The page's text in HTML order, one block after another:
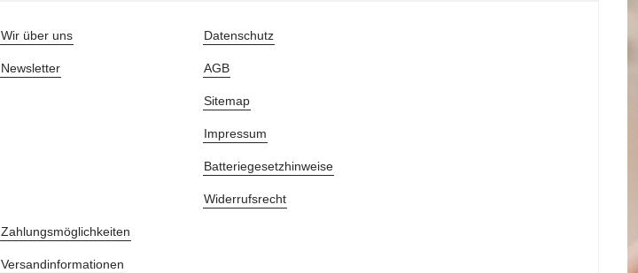
Wir über uns
Newsletter
Datenschutz
AGB
Sitemap
Impressum
Batteriegesetzhinweise
Widerrufsrecht
Zahlungsmöglichkeiten
Versandinformationen